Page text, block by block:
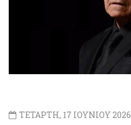
ΤΕΤΑΡΤΗ, 17 ΙΟΥΝΙΟΥ 2026